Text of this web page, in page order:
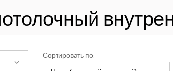
Сортировать по: